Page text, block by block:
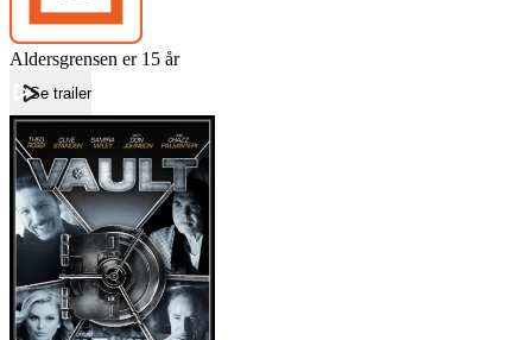
Aldersgrensen er 15 år
Se trailer
ForsideVault
Vault
Film
Forfatter:
Leverandør:
Norgesfilm AS
Lisens: